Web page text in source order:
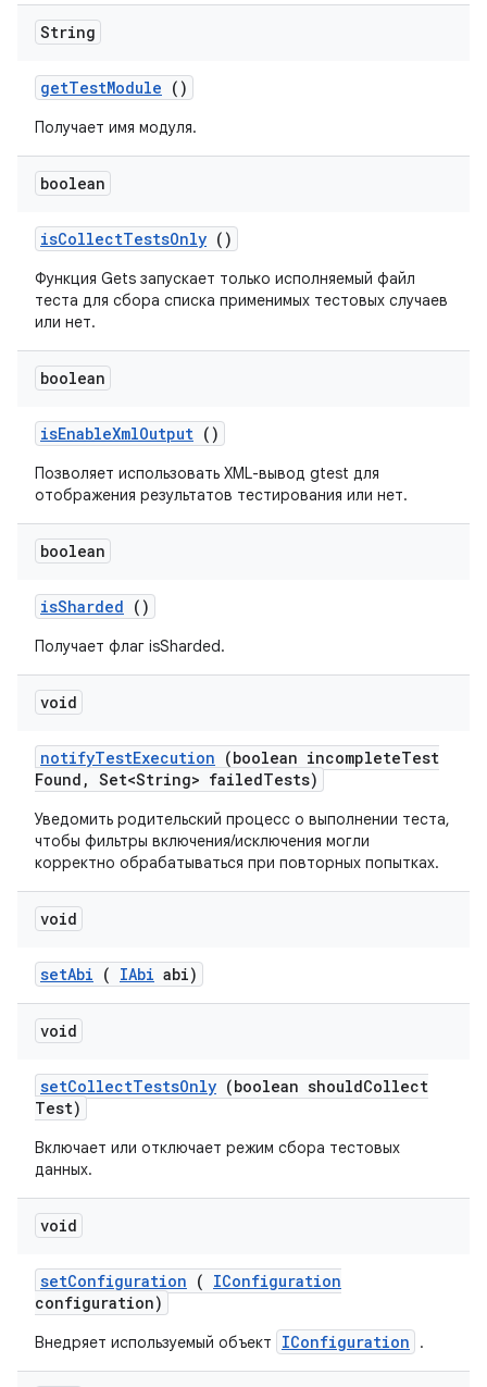
String
getTestModule ()
Получает имя модуля.
boolean
isCollectTestsOnly ()
Функция Gets запускает только исполняемый файл
теста для сбора списка применимых тестовых случаев
или нет.
boolean
isEnableXmlOutput ()
Позволяет использовать XML-вывод gtest для
отображения результатов тестирования или нет.
boolean
isSharded ()
Получает флаг isSharded.
void
notifyTestExecution (boolean incompleteTest
Found , Set<String> failedTests)
Уведомить родительский процесс о выполнении теста,
чтобы фильтры включения/исключения могли
корректно обрабатываться при повторных попытках.
void
setAbi ( IAbi abi)
void
setCollectTestsOnly (boolean shouldCollect
Test)
Включает или отключает режим сбора тестовых
данных.
void
setConfiguration ( IConfiguration
configuration)
Внедряет используемый объект IConfiguration .